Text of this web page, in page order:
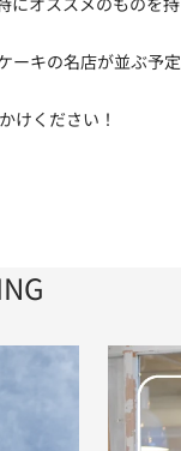
ーキの名店が並ぶ予定
けください！